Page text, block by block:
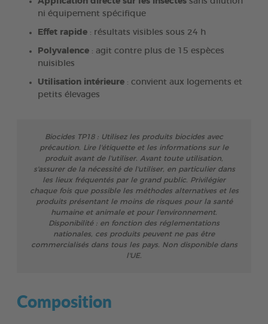
ni équipement spécifique
Effet rapide : résultats visibles sous 24 h
Polyvalence : agit contre plus de 15 espèces
nuisibles
Utilisation intérieure : convient aux logements et
petits élevages
Biocides TP18 : Utilisez les produits biocides avec
précaution. Lire l'étiquette et les informations sur le
produit avant de l'utiliser. Avant toute utilisation,
s'assurer de la nécessité de l'utiliser, en particulier dans
les lieux fréquentés par le grand public. Privilégier
chaque fois que possible les méthodes alternatives et les
produits présentant le moins de risques pour la santé
humaine et animale et pour l'environnement.
Disponibilité : en fonction des réglementations
nationales, ces produits peuvent ne pas être
commercialisés dans tous les pays. Non disponible dans
l'UE.
Composition